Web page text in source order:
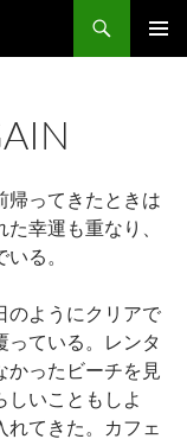
帰ってきたときは
幸運も重なり、
る。
のようにクリアで
っている。レンタ
かったビーチを見
しいこともしよ
れてきた。カフェ